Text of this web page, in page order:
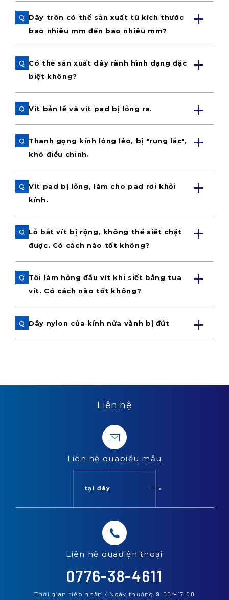
Q
Dây tròn có thể sản xuất từ kích thước
bao nhiêu mm đến bao nhiêu mm?
Q
Có thể sản xuất dây rãnh hình dạng đặc
biệt không?
Q Vít bản lề và vít pad bị lỏng ra.
Q
Thanh gọng kính lỏng lẻo, bị "rung lắc",
khó điều chỉnh.
Q Vít pad bị lỏng, làm cho pad rơi khỏi
kính.
Q
Lỗ bắt vít bị rộng, không thể siết chặt
được. Có cách nào tốt không?
Q
Tôi làm hỏng đầu vít khi siết bằng tua
vít. Có cách nào tốt không?
Q Dây nylon của kính nửa vành bị đứt
Liên hệ
Liên hệ quabiểu mẫu
tại đây
Liên hệ quađiện thoại
0776-38-4611
Thời gian tiếp nhận / Ngày thường 9:00〜 17:00